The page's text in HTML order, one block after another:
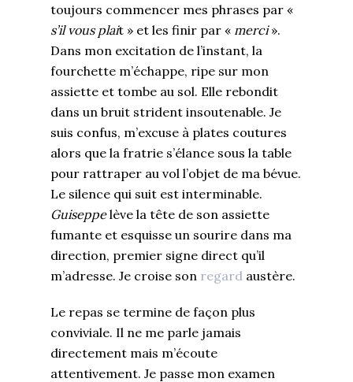
toujours commencer mes phrases par «
s’il vous plait » et les finir par « merci».
Dans mon excitation de l’instant, la
fourchette m’échappe, ripe sur mon
assiette et tombe au sol. Elle rebondit
dans un bruit strident insoutenable. Je
suis confus, m’excuse à plates coutures
alors que la fratrie s’élance sous la table
pour rattraper au vol l’objet de ma bévue.
Le silence qui suit est interminable.
Guiseppelève la tête de son assiette
fumante et esquisse un sourire dans ma
direction, premier signe direct qu’il
m’adresse. Je croise son regard austère.
Le repas se termine de façon plus
conviviale. Il ne me parle jamais
directement mais m’écoute
attentivement. Je passe mon examen